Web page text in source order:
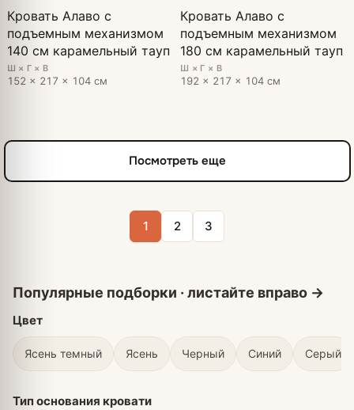
Кровать Алаво с
подъемным механизмом
140 см карамельный тауп
Ш × Г × В
152 × 217 × 104 см
Кровать Алаво с
подъемным механизмом
180 см карамельный тауп
Ш × Г × В
192 × 217 × 104 см
Посмотреть еще
1 2 3
Цвет
Ясень темный Ясень Черный Синий Серый
Тип основания кровати